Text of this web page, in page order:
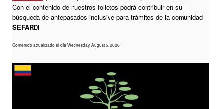
Con el contenido de nuestros folletos podrá contribuir en su
búsqueda de antepasados inclusive para trámites de la comunidad
SEFARDI
Contenido actualizado el día Wednesday, August 5, 2026